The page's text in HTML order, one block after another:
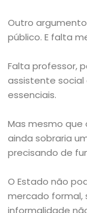
Outro
público. E falta
Falta professor,
assistente
essenciais.
Mas mesmo que
ainda sobraria
precisando de
O Estado não
mercado formal,
informalidade